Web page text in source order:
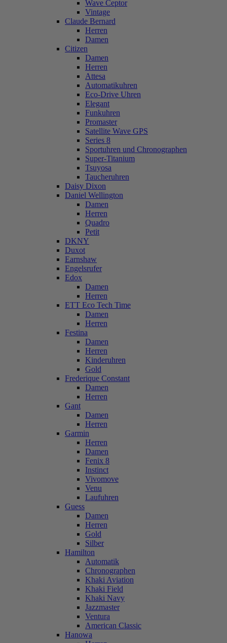
Wave Ceptor
Vintage
Claude Bernard
Herren
Damen
Citizen
Damen
Herren
Attesa
Automatikuhren
Eco-Drive Uhren
Elegant
Funkuhren
Promaster
Satellite Wave GPS
Series 8
Sportuhren und Chronographen
Super-Titanium
Tsuyosa
Taucheruhren
Daisy Dixon
Daniel Wellington
Damen
Herren
Quadro
Petit
DKNY
Duxot
Earnshaw
Engelsrufer
Edox
Damen
Herren
ETT Eco Tech Time
Damen
Herren
Festina
Damen
Herren
Kinderuhren
Gold
Frederique Constant
Damen
Herren
Gant
Damen
Herren
Garmin
Herren
Damen
Fenix 8
Instinct
Vivomove
Venu
Laufuhren
Guess
Damen
Herren
Gold
Silber
Hamilton
Automatik
Chronographen
Khaki Aviation
Khaki Field
Khaki Navy
Jazzmaster
Ventura
American Classic
Hanowa